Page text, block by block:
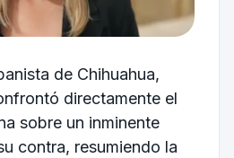
de Chihuahua,
directamente el
sobre un inminente
contra, resumiendo la